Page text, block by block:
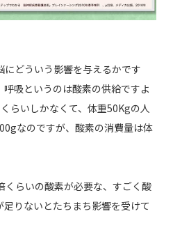
どういう影響を与えるかです
吸というのは酸素の供給ですよ
らいしかなくて、体重50Kgの人
なのですが、酸素の消費量は体
くらいの酸素が必要な、すごく酸
りないとたちまち影響を受けて